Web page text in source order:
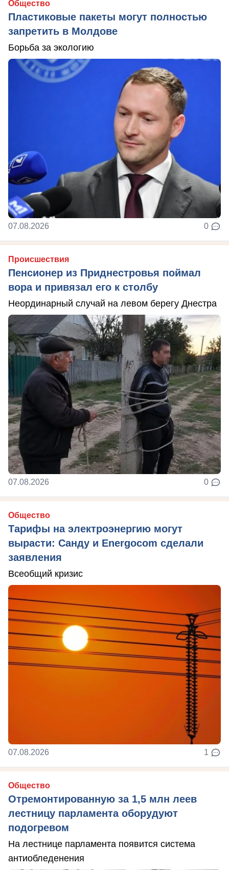
Общество
Пластиковые пакеты могут полностью
запретить в Молдове
Борьба за экологию
07.08.2026 0
Происшествия
Пенсионер из Приднестровья поймал
вора и привязал его к столбу
Неординарный случай на левом берегу Днестра
07.08.2026 0
Общество
Тарифы на электроэнергию могут
вырасти: Санду и Energocom сделали
заявления
Всеобщий кризис
07.08.2026 1
Общество
Отремонтированную за 1,5 млн леев
лестницу парламента оборудуют
подогревом
На лестнице парламента появится система
антиобледенения